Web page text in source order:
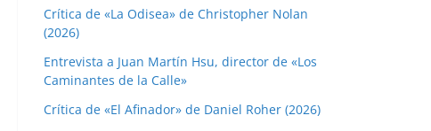
Crítica de «La Odisea» de Christopher Nolan
(2026)
Entrevista a Juan Martín Hsu, director de «Los
Caminantes de la Calle»
Crítica de «El Afinador» de Daniel Roher (2026)